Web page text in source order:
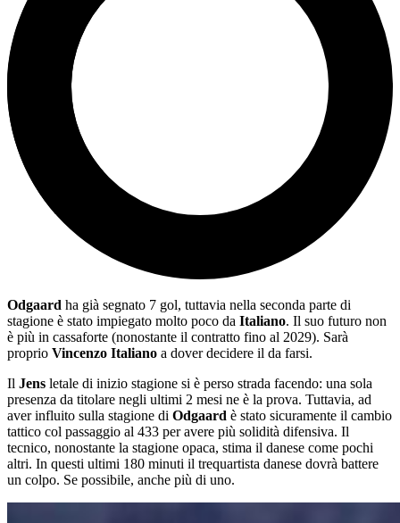
Odgaard ha già segnato 7 gol, tuttavia nella seconda parte di
stagione è stato impiegato molto poco da Italiano. Il suo futuro non
è più in cassaforte (nonostante il contratto fino al 2029). Sarà
proprio Vincenzo Italiano a dover decidere il da farsi.
Il Jens letale di inizio stagione si è perso strada facendo: una sola
presenza da titolare negli ultimi 2 mesi ne è la prova. Tuttavia, ad
aver influito sulla stagione di Odgaard è stato sicuramente il cambio
tattico col passaggio al 433 per avere più solidità difensiva. Il
tecnico, nonostante la stagione opaca, stima il danese come pochi
altri. In questi ultimi 180 minuti il trequartista danese dovrà battere
un colpo. Se possibile, anche più di uno.